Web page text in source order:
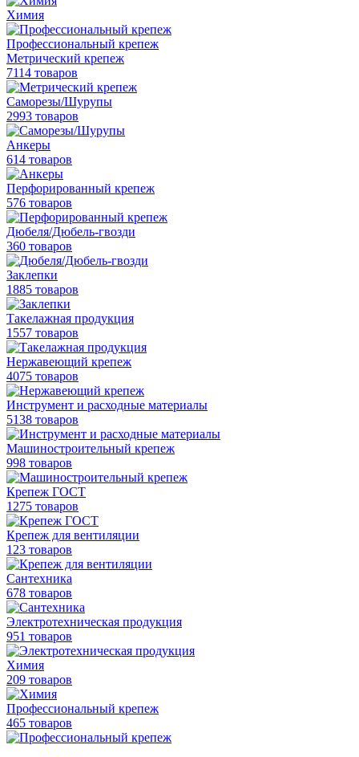
Химия
Профессиональный крепеж
Метрический крепеж
7114 товаров
Саморезы/Шурупы
2993 товаров
Анкеры
614 товаров
Перфорированный крепеж
576 товаров
Дюбеля/Дюбель-гвозди
360 товаров
Заклепки
1885 товаров
Такелажная продукция
1557 товаров
Нержавеющий крепеж
4075 товаров
Инструмент и расходные материалы
5138 товаров
Машиностроительный крепеж
998 товаров
Крепеж ГОСТ
1275 товаров
Крепеж для вентиляции
123 товаров
Сантехника
678 товаров
Электротехническая продукция
951 товаров
Химия
209 товаров
Профессиональный крепеж
465 товаров